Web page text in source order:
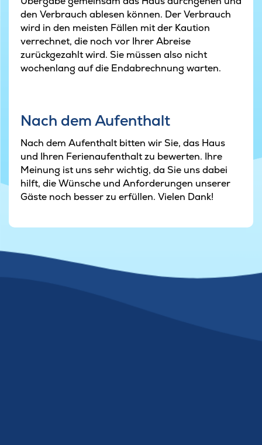
den Verbrauch ablesen können. Der Verbrauch
wird in den meisten Fällen mit der Kaution
verrechnet, die noch vor Ihrer Abreise
zurückgezahlt wird. Sie müssen also nicht
wochenlang auf die Endabrechnung warten.
Nach dem Aufenthalt
Nach dem Aufenthalt bitten wir Sie, das Haus
und Ihren Ferienaufenthalt zu bewerten. Ihre
Meinung ist uns sehr wichtig, da Sie uns dabei
hilft, die Wünsche und Anforderungen unserer
Gäste noch besser zu erfüllen. Vielen Dank!